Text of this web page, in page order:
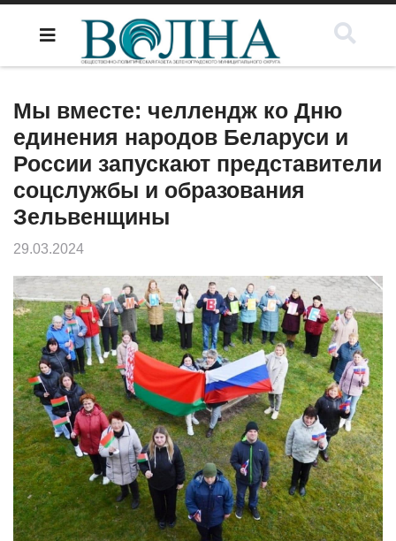
Мы вместе: челлендж ко Дню
единения народов Беларуси и
России запускают представители
соцслужбы и образования
Зельвенщины
29.03.2024